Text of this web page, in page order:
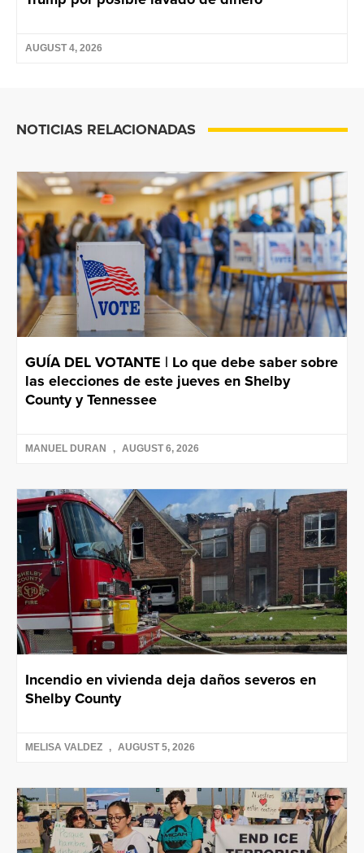
AUGUST 4, 2026
NOTICIAS RELACIONADAS
GUÍA DEL VOTANTE | Lo que debe saber sobre
las elecciones de este jueves en Shelby
County y Tennessee
MANUEL DURAN AUGUST 6, 2026
Incendio en vivienda deja daños severos en
Shelby County
MELISA VALDEZ AUGUST 5, 2026